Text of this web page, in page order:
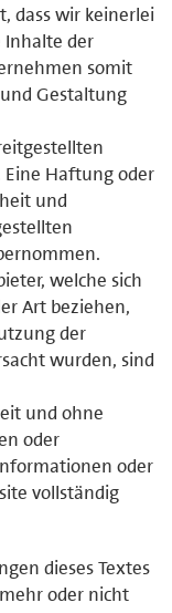
dass wir keinerlei
Inhalte der
somit
Gestaltung
Haftung oder
und
welche sich
Art beziehen,
der
wurden, sind
und ohne
oder
oder
vollständig
dieses Textes
oder nicht